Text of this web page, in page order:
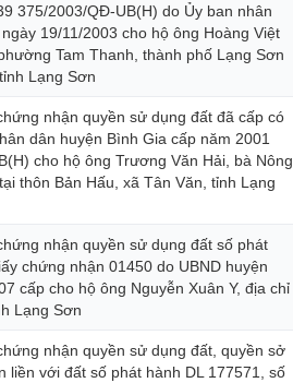
375/2003/QĐ-UB(H) do Ủy ban nhân
19/11/2003 cho hộ ông Hoàng Việt
Tam Thanh, thành phố Lạng Sơn
Lạng Sơn
nhận quyền sử dụng đất đã cấp có
dân huyện Bình Gia cấp năm 2001
cho hộ ông Trương Văn Hải, bà Nông
thôn Bản Hấu, xã Tân Văn, tỉnh Lạng
nhận quyền sử dụng đất số phát
chứng nhận 01450 do UBND huyện
cấp cho hộ ông Nguyễn Xuân Y, địa chỉ
Lạng Sơn
nhận quyền sử dụng đất, quyền sở
liền với đất số phát hành DL 177571, số